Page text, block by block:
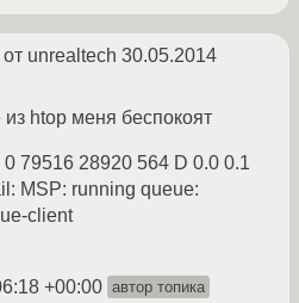
от unrealtech 30.05.2014
htop меня беспокоят
79516 28920 564 D 0.0 0.1
MSP: running queue:
client
+00:00 автор топика